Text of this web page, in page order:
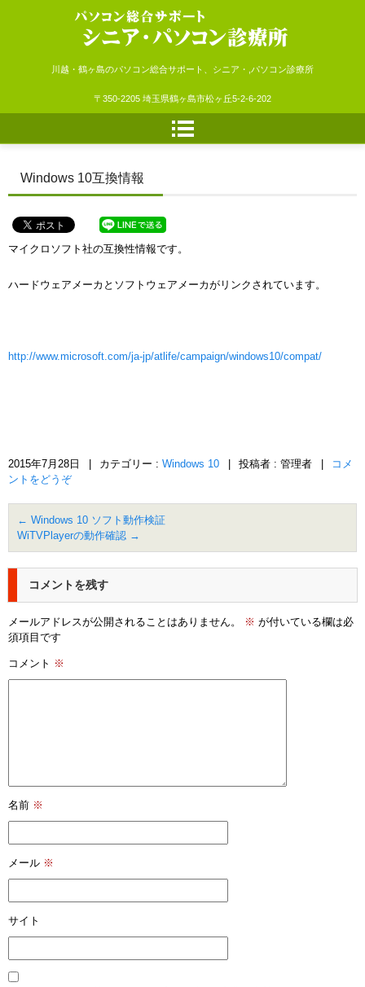
シニア・パソコン診療所
川越・鶴ヶ島のパソコン総合サポート、シニア・,パソコン診療所
〒350-2205 埼玉県鶴ヶ島市松ヶ丘5-2-6-202
Windows 10互換情報
マイクロソフト社の互換性情報です。
ハードウェアメーカとソフトウェアメーカがリンクされています。
http://www.microsoft.com/ja-jp/atlife/campaign/windows10/compat/
2015年7月28日 カテゴリー : Windows 10 投稿者 : 管理者
コメ
ントをどうぞ
← Windows 10 ソフト動作検証
WiTVPlayerの動作確認 →
コメントを残す
メールアドレスが公開されることはありません。 ※ が付いている欄は必
須項目です
コメント ※
名前 ※
メール ※
サイト